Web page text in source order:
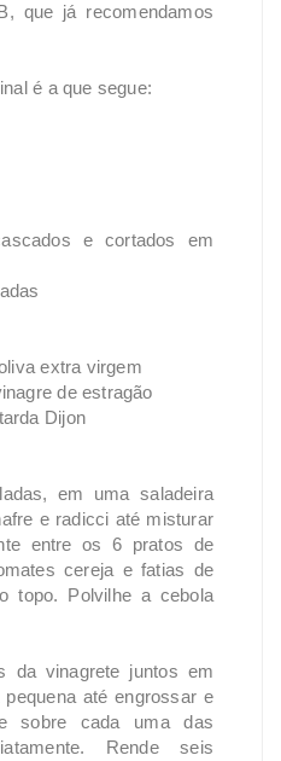
que já recomendamos
é a que segue:
e cortados em
extra virgem
de estragão
Dijon
em uma saladeira
e radicci até misturar
entre os 6 pratos de
cereja e fatias de
topo. Polvilhe a cebola
da vinagrete juntos em
até engrossar e
sobre cada uma das
Rende seis